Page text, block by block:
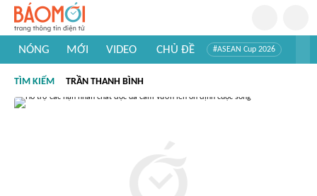
NÓNG MỚI VIDEO CHỦ ĐỀ #ASEAN Cup 2026
#Khám phá thế giới
TÌM KIẾM TRẦN THANH BÌNH